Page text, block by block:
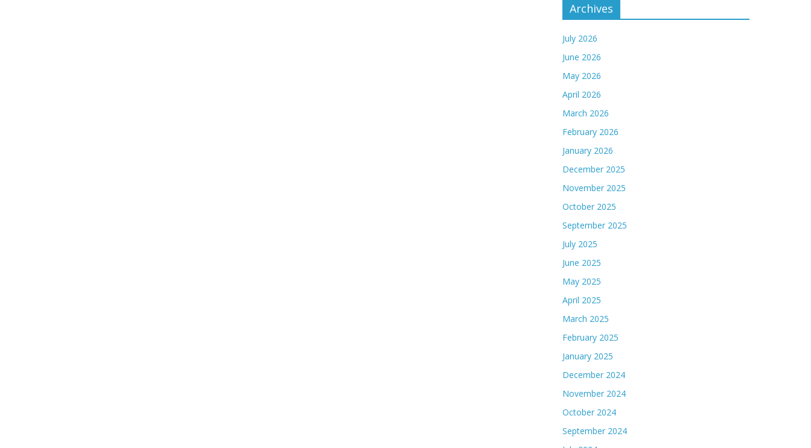
Archives
July 2026
June 2026
May 2026
April 2026
March 2026
February 2026
January 2026
December 2025
November 2025
October 2025
September 2025
July 2025
June 2025
May 2025
April 2025
March 2025
February 2025
January 2025
December 2024
November 2024
October 2024
September 2024